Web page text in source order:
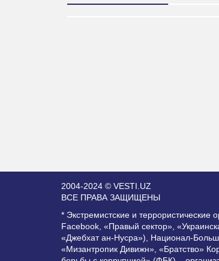
2004-2024 © VESTI.UZ
ВСЕ ПРАВА ЗАЩИЩЕНЫ
* Экстремистские и
Facebook, «Правый сектор»,
«Джебхат ан-Нусра»), Национал-
«Мизантропик Дивижн», «Братство»